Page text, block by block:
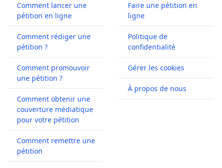
Comment lancer une
pétition en ligne
Comment rédiger une
pétition ?
Comment promouvoir
une pétition ?
Comment obtenir une
couverture médiatique
pour votre pétition
Comment remettre une
pétition
Faire une pétition en
ligne
Politique de
confidentialité
Gérer les cookies
À propos de nous